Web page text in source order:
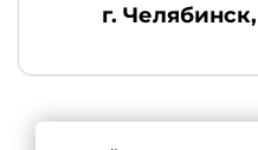
г. Челябинск